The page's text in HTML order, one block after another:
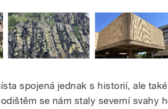
spojená jednak s historií, ale
se nám staly severní svahy